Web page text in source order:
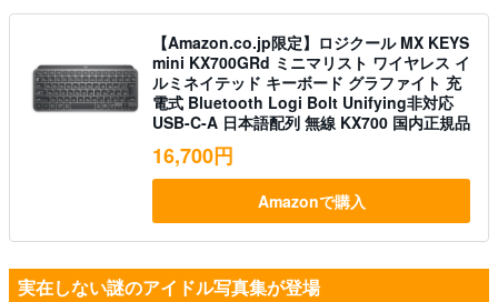
【Amazon.co.jp限定】ロジクール MX KEYS
mini KX700GRd ミニマリスト ワイヤレス イ
ルミネイテッド キーボード グラファイト 充
電式 Bluetooth Logi Bolt Unifying非対応
USB-C-A 日本語配列 無線 KX700 国内正規品
16,700円
Amazonで購入
実在しない謎のアイドル写真集が登場